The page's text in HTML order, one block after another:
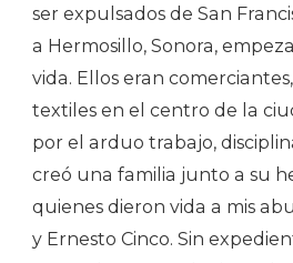
ser expulsados de San
a Hermosillo, Sonora,
vida. Ellos eran
textiles en el centro de la
por el arduo trabajo,
creó una familia junto a su
quienes dieron vida a mis
y Ernesto Cinco. Sin